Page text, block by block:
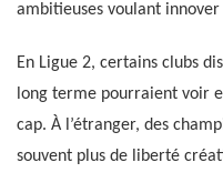
ambitieuses voulant
En Ligue 2, certains clubs
long terme pourraient voir
cap. À l’étranger, des
souvent plus de liberté